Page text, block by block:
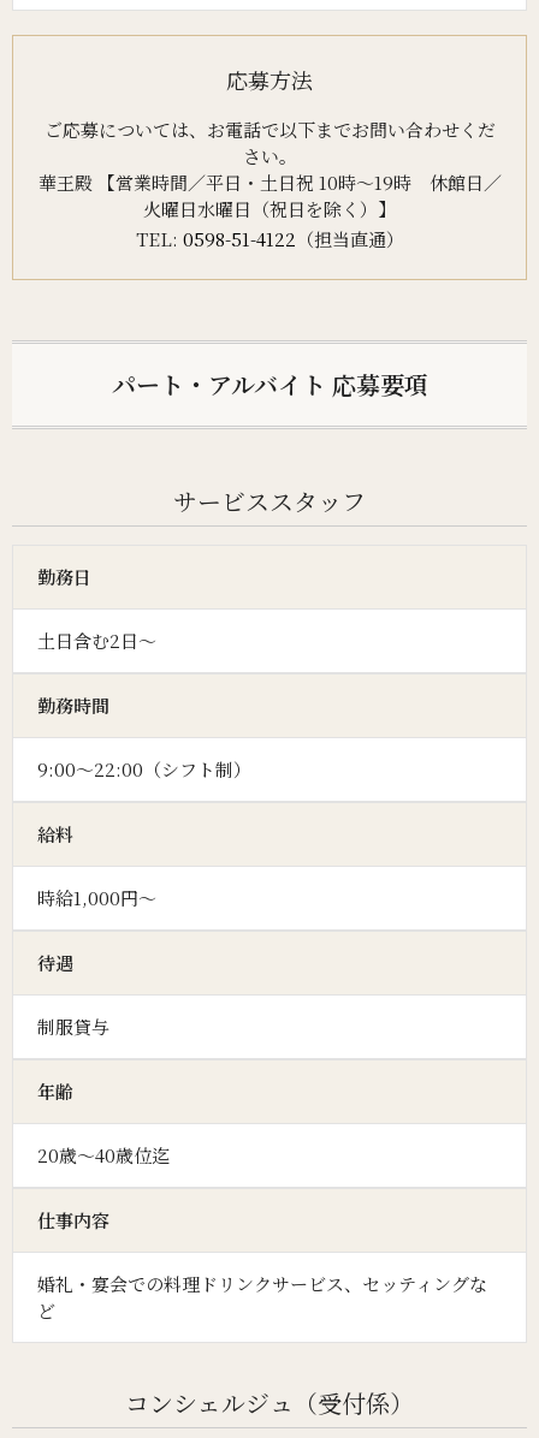
応募方法
ご応募については、お電話で以下までお問い合わせくだ
さい。
華王殿 【営業時間／平日・土日祝 10時～19時 休館日／
火曜日水曜日（祝日を除く）】
TEL: 0598-51-4122 （担当直通）
パート・アルバイト 応募要項
サービススタッフ
勤務日
土日含む2日～
勤務時間
9:00～22:00（シフト制）
給料
時給1,000円～
待遇
制服貸与
年齢
20歳～40歳位迄
仕事内容
婚礼・宴会での料理ドリンクサービス、セッティングな
ど
コンシェルジュ（受付係）